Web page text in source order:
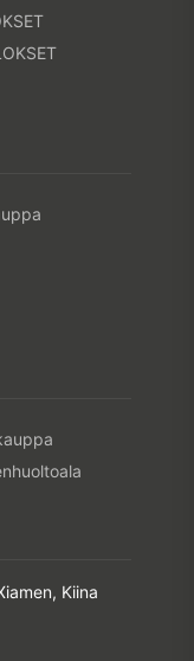
Kiina